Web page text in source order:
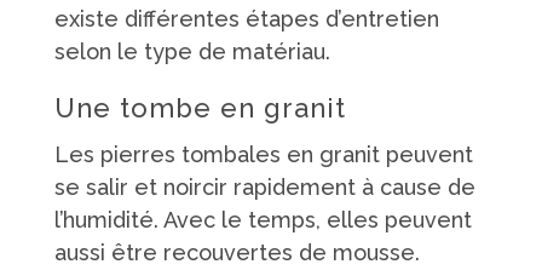
existe différentes étapes d’entretien
selon le type de matériau.
Une tombe en granit
Les pierres tombales en granit peuvent
se salir et noircir rapidement à cause de
l’humidité. Avec le temps, elles peuvent
aussi être recouvertes de mousse.